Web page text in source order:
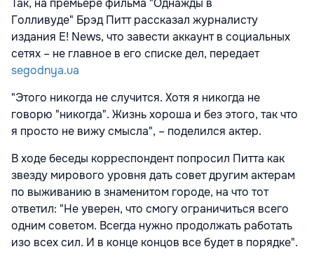
Голливуде" Брэд Питт рассказал журналисту
издания E! News, что завести аккаунт в социальных
сетях – не главное в его списке дел, передает
segodnya.ua
"Этого никогда не случится. Хотя я никогда не
говорю "никогда". Жизнь хороша и без этого, так что
я просто не вижу смысла", – поделился актер.
В ходе беседы корреспондент попросил Питта как
звезду мирового уровня дать совет другим актерам
по выживанию в знаменитом городе, на что тот
ответил: "Не уверен, что смогу ограничиться всего
одним советом. Всегда нужно продолжать работать
изо всех сил. И в конце концов все будет в порядке".